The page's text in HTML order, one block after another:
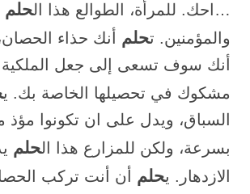
…احك. للمرأة، الطوالع هذا الحلم
والمؤمنين. تحلم أنك حذاء
أنك سوف تسعى إلى جعل الملكية
مشكوك في تحصيلها الخاصة بك. ي
السباق، ويدل على ان تكونوا مؤذ
بسرعة، ولكن للمزارع هذا الحلم
الازدهار. يحلم أن أنت تركب